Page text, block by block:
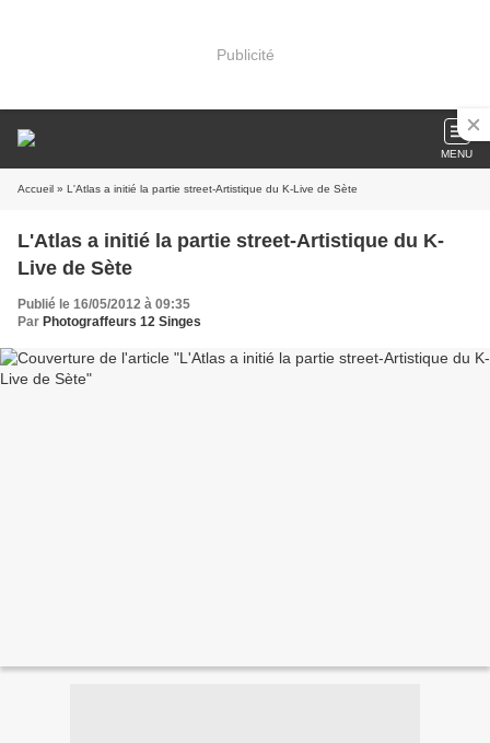
Publicité
MENU
Accueil » L'Atlas a initié la partie street-Artistique du K-Live de Sète
L'Atlas a initié la partie street-Artistique du K-
Live de Sète
Publié le 16/05/2012 à 09:35
Par Photograffeurs 12 Singes